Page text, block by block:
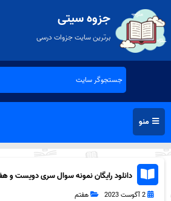
جزوه سیتی
برترین سایت جزوات درسی
منو
دانلود رایگان نمونه سوال سری دویست و
قرآن هفتم به همراه pdf
2 آگوست 2023 هفتم